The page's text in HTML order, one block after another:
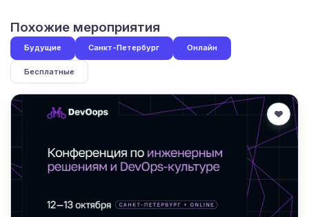
Похожие мероприятия
Будущие Санкт-Петербург Онлайн
Бесплатные